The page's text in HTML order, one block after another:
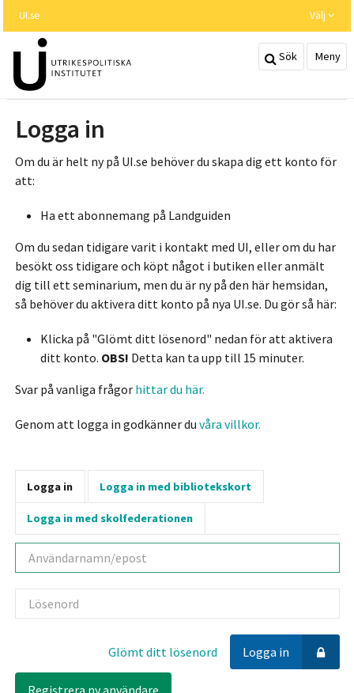
huvudinnehållet
UI.se Välj
Sök Meny
Logga in
Om du är helt ny på UI.se behöver du skapa dig ett konto för
att:
Ha ett abonnemang på Landguiden
Om du sedan tidigare varit i kontakt med UI, eller om du har
besökt oss tidigare och köpt något i butiken eller anmält
dig till ett seminarium, men du är ny på den här hemsidan,
så behöver du aktivera ditt konto på nya UI.se. Du gör så här:
Klicka på "Glömt ditt lösenord" nedan för att aktivera
ditt konto. OBS! Detta kan ta upp till 15 minuter.
Svar på vanliga frågor hittar du här.
Genom att logga in godkänner du våra villkor.
Logga in Logga in med bibliotekskort
Logga in med skolfederationen
Användarnamn
Lösenord
Logga in
Glömt ditt lösenord